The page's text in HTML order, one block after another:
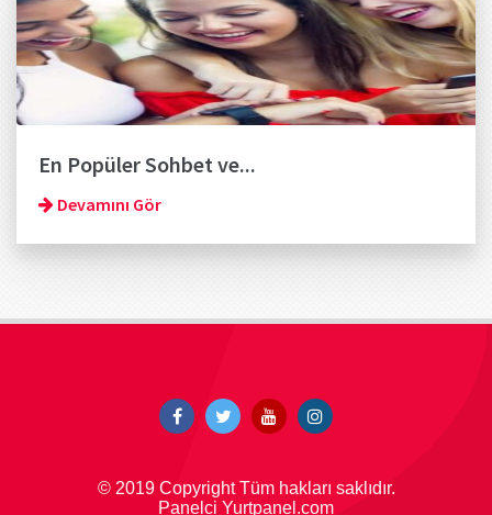
En Popüler Sohbet ve...
Devamını Gör
© 2019 Copyright Tüm hakları saklıdır.
Panelci Yurtpanel.com